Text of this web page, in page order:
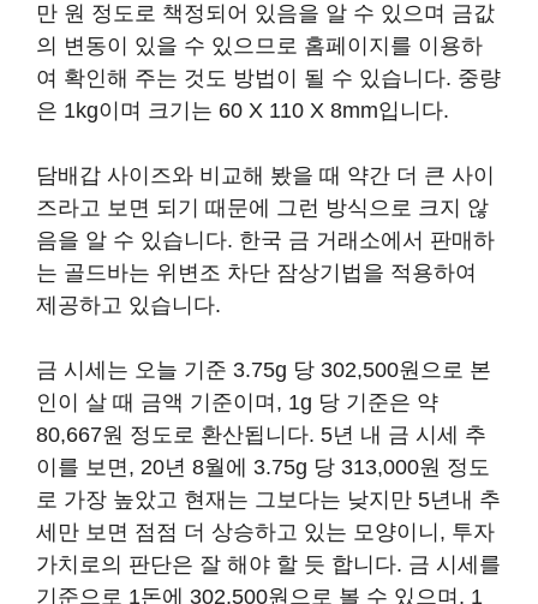
만 원 정도로 책정되어 있음을 알 수 있으며 금값
의 변동이 있을 수 있으므로 홈페이지를 이용하
여 확인해 주는 것도 방법이 될 수 있습니다. 중량
은 1kg이며 크기는 60 X 110 X 8mm입니다.
담배갑 사이즈와 비교해 봤을 때 약간 더 큰 사이
즈라고 보면 되기 때문에 그런 방식으로 크지 않
음을 알 수 있습니다. 한국 금 거래소에서 판매하
는 골드바는 위변조 차단 잠상기법을 적용하여
제공하고 있습니다.
금 시세는 오늘 기준 3.75g 당 302,500원으로 본
인이 살 때 금액 기준이며, 1g 당 기준은 약
80,667원 정도로 환산됩니다. 5년 내 금 시세 추
이를 보면, 20년 8월에 3.75g 당 313,000원 정도
로 가장 높았고 현재는 그보다는 낮지만 5년내 추
세만 보면 점점 더 상승하고 있는 모양이니, 투자
가치로의 판단은 잘 해야 할 듯 합니다. 금 시세를
기준으로 1돈에 302,500원으로 볼 수 있으며, 1